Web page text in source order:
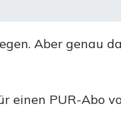
Aber genau
einen PUR-Abo